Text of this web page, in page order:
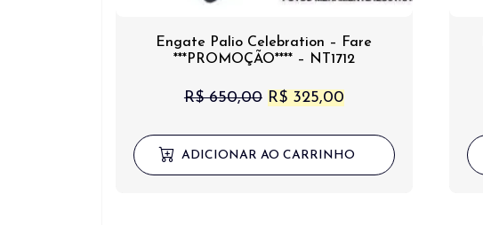
Engate Palio Celebration – Fare
***PROMOÇÃO**** – NT1712
R$650,00 O
original
R$325,00O
atual
ADICIONAR AO CARRINHO